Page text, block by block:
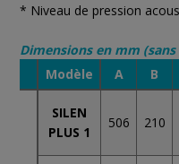
* Niveau de pression
Dimensions en mm
Modèle
A B
SILEN
PLUS 1
506 210